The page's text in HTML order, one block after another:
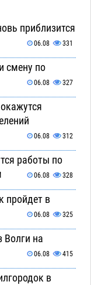
приблизится
06.08 331
смену по
06.08 327
06.08 312
работы по
06.08 328
пройдет в
06.08 325
Волги на
06.08 415
в